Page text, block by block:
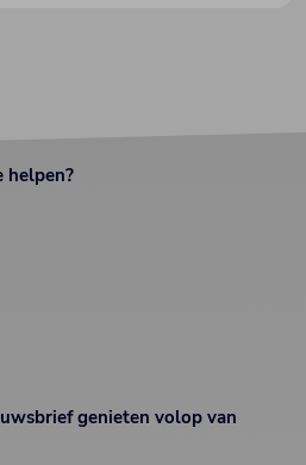
helpen?
genieten volop van